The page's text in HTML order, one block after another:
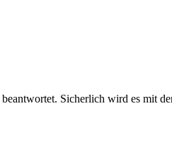
Sicherlich wird es mit